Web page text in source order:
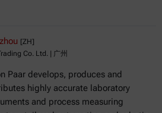
[ZH]
Co. Ltd. | 广州
Paar develops, produces and
highly accurate laboratory
and process measuring